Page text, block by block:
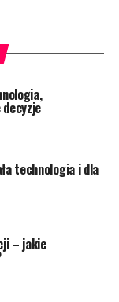
technologia i dla
– jakie